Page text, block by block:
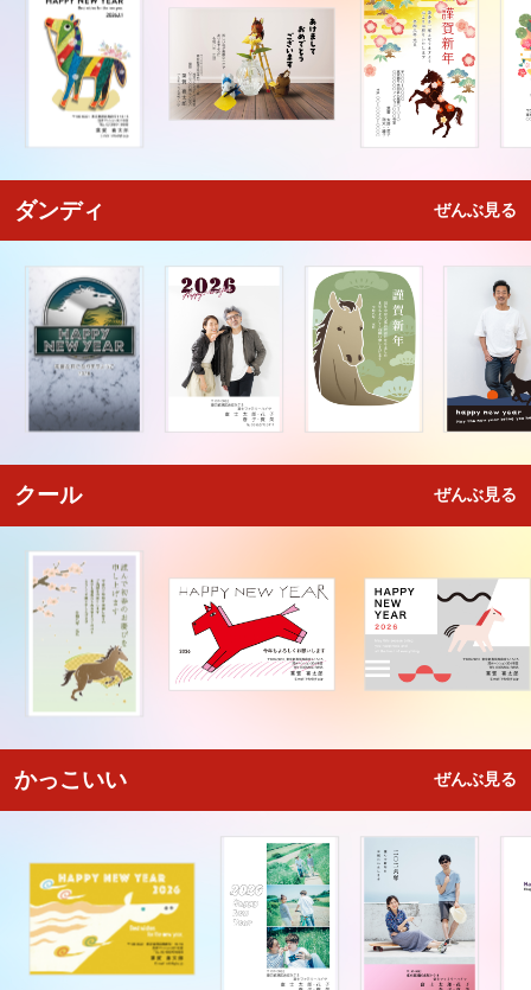
ダンディ ぜんぶ見る
クール ぜんぶ見る
かっこいい ぜんぶ見る